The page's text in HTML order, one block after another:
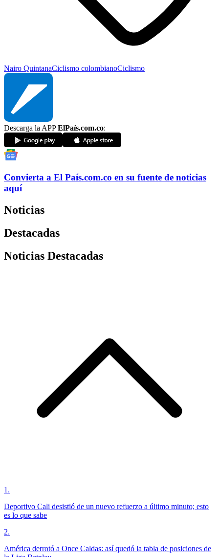
Nairo QuintanaCiclismo colombianoCiclismo
Descarga la APPElPaís.com.co:
Convierta a El País.com.co en su fuente de noticias
aquí
Noticias
Destacadas
Noticias Destacadas
1 .
Deportivo Cali desistió de un nuevo refuerzo a último minuto; esto
es lo que sabe
2.
América derrotó a Once Caldas: así quedó la tabla de posiciones de